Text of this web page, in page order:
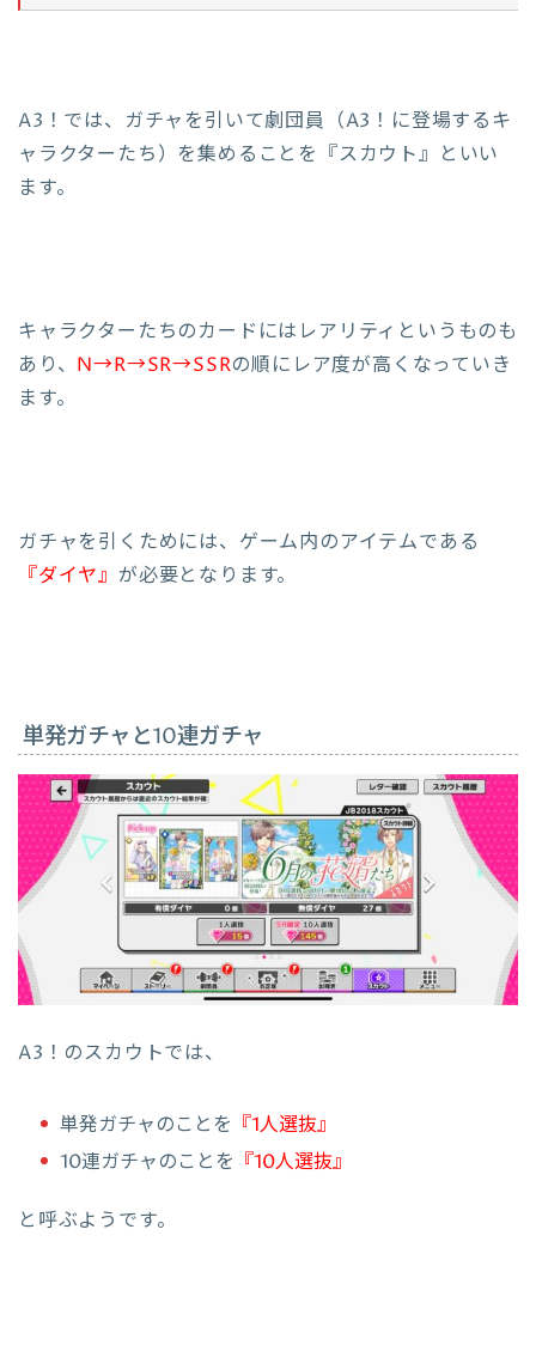
A3！では、ガチャを引いて劇団員（A3！に登場するキ
ャラクターたち）を集めることを『スカウト』といい
ます。
キャラクターたちのカードにはレアリティというものも
あり、 N→R→SR→SSRの順にレア度が高くなっていき
ます。
ガチャを引くためには、ゲーム内のアイテムである
『ダイヤ』 が必要となります。
単発ガチャと10連ガチャ
A3！のスカウトでは、
単発ガチャのことを 『1人選抜』
10連ガチャのことを 『10人選抜』
と呼ぶようです。